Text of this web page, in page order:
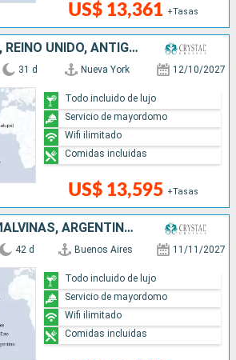
US$ 13,361 +Tasas
ESTADOS UNIDOS, REINO UNIDO, ANTIGUA Y BARBUDA, FRANCIA, PUERTO RICO, SANTA LUCIA, TRINIDAD Y TOBAGO, BRASIL, URUGUAY, ARGENTINA
31 d Nueva York 12/10/2027
US$ 13,595 +Tasas
Todo incluido de lujo
Servicio de mayordomo
Wifi ilimitado
Comidas incluidas
URUGUAY, ISLAS MALVINAS, ARGENTINA, CHILE, PERÚ, ECUADOR, PANAMÁ, COSTA RICA, HONDURAS, BELICE, MÉXICO, ESTADOS UNIDOS
42 d Buenos Aires 11/11/2027
Todo incluido de lujo
Servicio de mayordomo
Wifi ilimitado
Comidas incluidas